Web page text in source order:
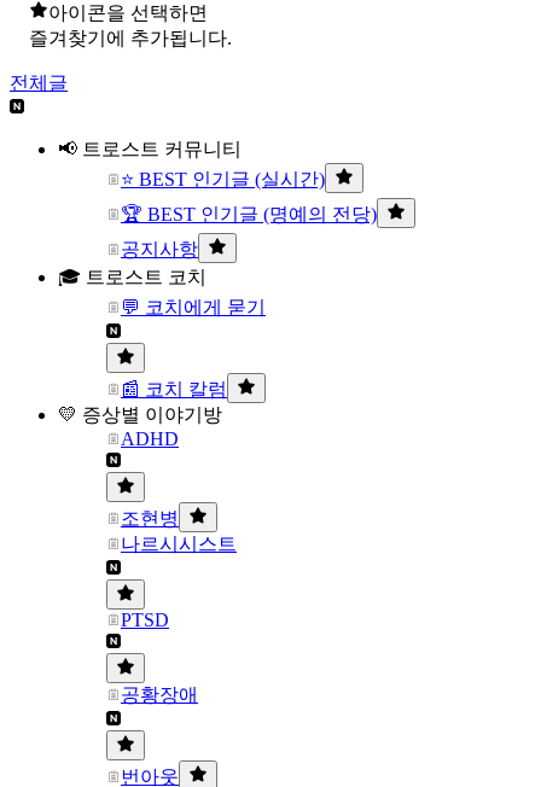
아이콘을 선택하면
즐겨찾기에 추가됩니다.
전체글
📢 트로스트 커뮤니티
⭐ BEST 인기글 (실시간)
🏆 BEST 인기글 (명예의 전당)
공지사항
🎓 트로스트 코치
💬 코치에게 묻기
📰 코치 칼럼
💛 증상별 이야기방
ADHD
조현병
나르시시스트
PTSD
공황장애
번아웃